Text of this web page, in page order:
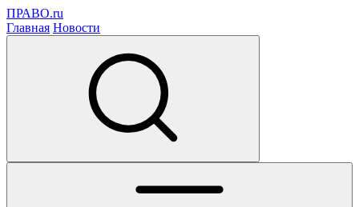
ПРАВО.ru
Главная Новости